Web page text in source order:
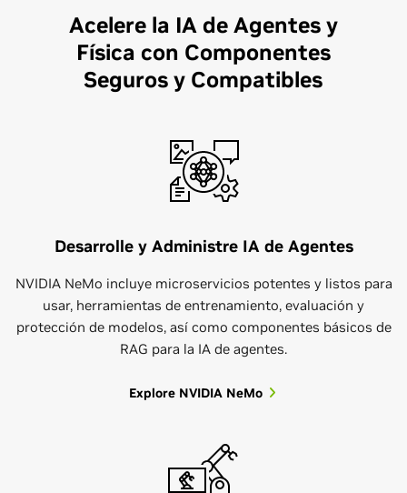
Acelere la IA de Agentes y
Física con Componentes
Seguros y Compatibles
Desarrolle y Administre IA de Agentes
NVIDIA NeMo incluye microservicios potentes y listos para
usar, herramientas de entrenamiento, evaluación y
protección de modelos, así como componentes básicos de
RAG para la IA de agentes.
Explore NVIDIA NeMo